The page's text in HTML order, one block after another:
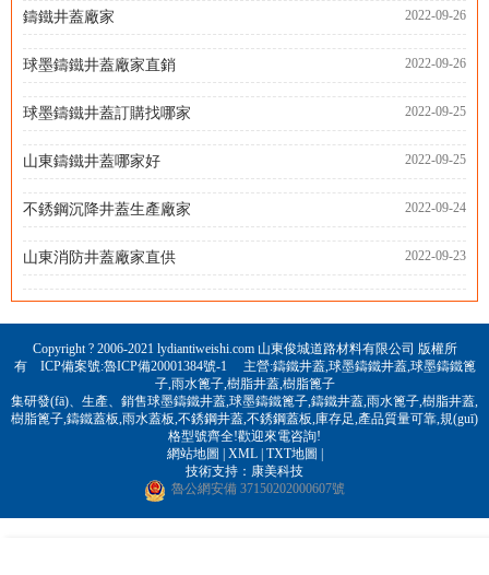
鑄鐵井蓋廠家 2022-09-26
球墨鑄鐵井蓋廠家直銷 2022-09-26
球墨鑄鐵井蓋訂購找哪家 2022-09-25
山東鑄鐵井蓋哪家好 2022-09-25
不銹鋼沉降井蓋生產廠家 2022-09-24
山東消防井蓋廠家直供 2022-09-23
Copyright ? 2006-2021 lydiantiweishi.com 山東俊城道路材料有限公司 版權所
有 ICP備案號:魯ICP備20001384號-1主營:鑄鐵井蓋,球墨鑄鐵井蓋,球墨鑄鐵篦
子,雨水篦子,樹脂井蓋,樹脂篦子
集研發(fā)、生產、銷售球墨鑄鐵井蓋,球墨鑄鐵篦子,鑄鐵井蓋,雨水篦子,樹脂井蓋,
樹脂篦子,鑄鐵蓋板,雨水蓋板,不銹鋼井蓋,不銹鋼蓋板,庫存足,產品質量可靠,規(guī)
格型號齊全!歡迎來電咨詢!
網站地圖
XML| TXT地圖
技術支持： 康美科技
魯公網安備 37150202000607號